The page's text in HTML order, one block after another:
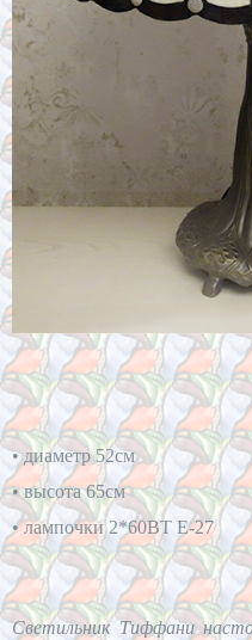
• диаметр 52см
• высота 65см
• лампочки 2*60BT E-27
Светильник Тиффани